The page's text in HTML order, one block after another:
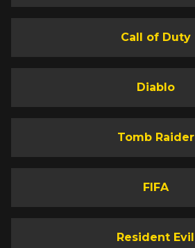
Call of Duty
Diablo
Tomb Raider
FIFA
Resident Evil